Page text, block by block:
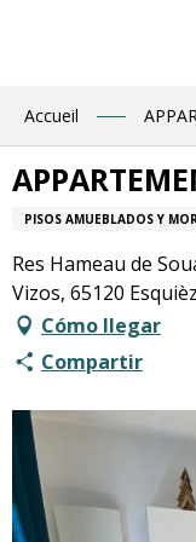
Accueil
PISOS AMUEBLADOS Y
Res Hameau de
Vizos, 65120
Cómo llegar
Compartir